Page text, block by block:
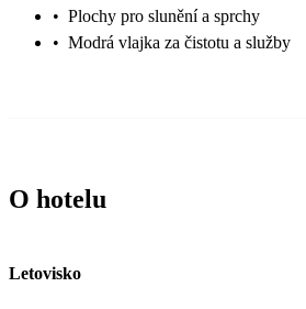
• Plochy pro slunění a sprchy
• Modrá vlajka za čistotu a služby
O hotelu
Letovisko